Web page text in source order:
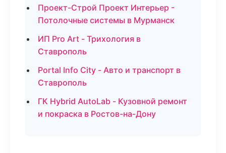
Проект-Строй Проект Интерьер -
Потолочные системы в Мурманск
ИП Pro Art - Трихология в
Ставрополь
Portal Info City - Авто и транспорт в
Ставрополь
ГК Hybrid AutoLab - Кузовной ремонт
и покраска в Ростов-на-Дону